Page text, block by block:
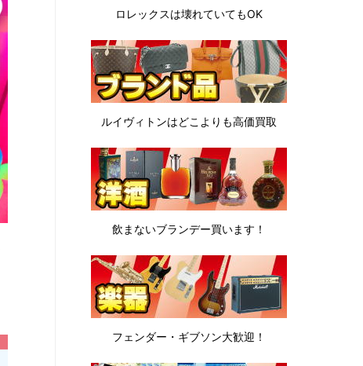
ロレックスは壊れていてもOK
ルイヴィトンはどこよりも高価買取
飲まないブランデー買います！
フェンダー・ギブソン大歓迎！